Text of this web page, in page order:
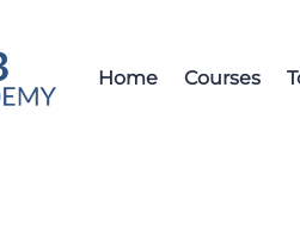
Home Courses